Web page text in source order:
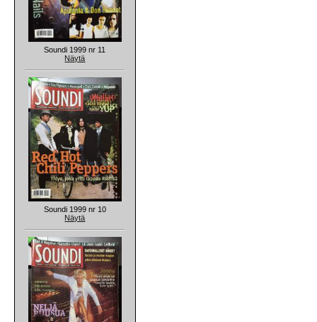
Soundi 1999 nr 11
Näytä
Soundi 1999 nr 10
Näytä